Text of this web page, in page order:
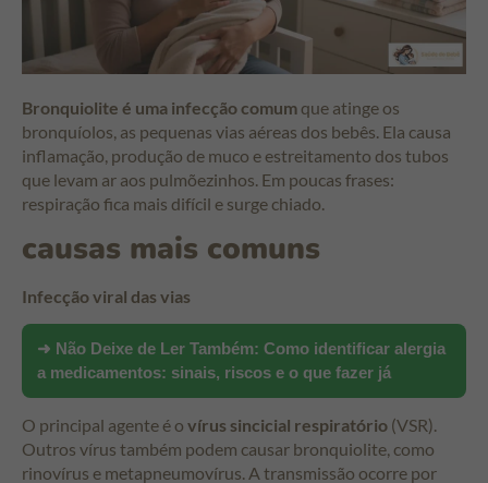
Bronquiolite é uma infecção comum que atinge os
bronquíolos, as pequenas vias aéreas dos bebês. Ela causa
inflamação, produção de muco e estreitamento dos tubos
que levam ar aos pulmõezinhos. Em poucas frases:
respiração fica mais difícil e surge chiado.
causas mais comuns
Infecção viral das vias
➜ Não Deixe de Ler Também: Como identificar alergia
a medicamentos: sinais, riscos e o que fazer já
O principal agente é o vírus sincicial respiratório (VSR).
Outros vírus também podem causar bronquiolite, como
rinovírus e metapneumovírus. A transmissão ocorre por